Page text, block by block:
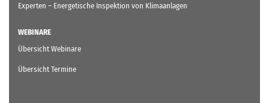
Experten – Energetische Inspektion von Klimaanlagen
WEBINARE
Übersicht Webinare
Übersicht Termine